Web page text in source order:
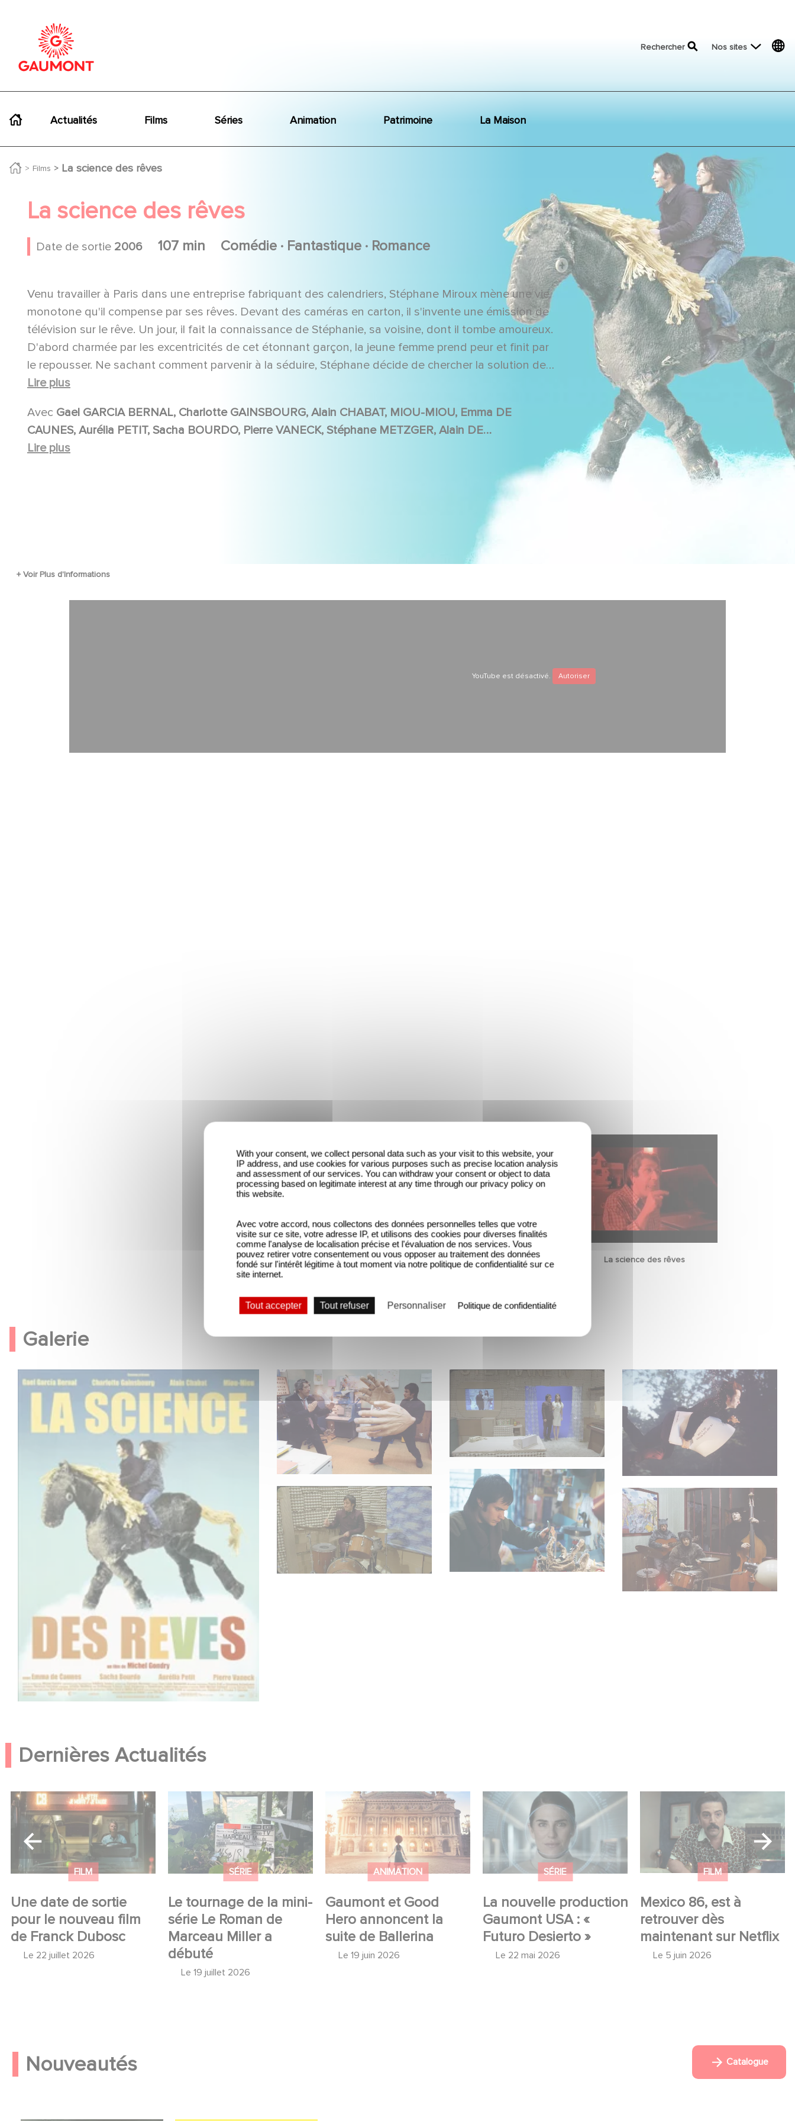
top menu
Rechercher Nos sites
Actualités Films Séries Animation Patrimoine La Maison
Films La science des rêves
La science des rêves
Date de sortie 2006 107 min Comédie . Fantastique . Romance
Venu travailler à Paris dans une entreprise fabriquant des calendriers, Stéphane Miroux mène une vie
monotone qu'il compense par ses rêves. Devant des caméras en carton, il s'invente une émission de
télévision sur le rêve. Un jour, il fait la connaissance de Stéphanie, sa voisine, dont il tombe amoureux.
D'abord charmée par les excentricités de cet étonnant garçon, la jeune femme prend peur et finit par
le repousser. Ne sachant comment parvenir à la séduire, Stéphane décide de chercher la solution de
son problème là où l'imagination est reine ...
Lire plus
Avec
CAUNES, Aurélia PETIT, Sacha BOURDO, Pierre VANECK, Stéphane METZGER, Alain DE
Lire plus
YouTube est désactivé. Autoriser
La science des rêves
Galerie
Dernières Actualités
FILM
Une date de sortie
pour le nouveau film
de Franck Dubosc
Le 22 juillet 2026
Une date de sortie pour le
nouveau film de Franck
Dubosc
SÉRIE
Le tournage de la mini-
série Le Roman de
Marceau Miller a
débuté
Le 19 juillet 2026
Le tournage de la mini-série
Le Roman de Marceau
Miller a débuté
ANIMATION
Gaumont et Good
Hero annoncent la
suite de Ballerina
Le 19 juin 2026
Gaumont et Good Hero
annoncent la suite de
Ballerina
SÉRIE
La nouvelle production
Gaumont USA : «
Futuro Desierto »
Le 22 mai 2026
La nouvelle production
Gaumont USA : « Futuro
Desierto »
FILM
Mexico 86, est à
retrouver dès
maintenant sur Netflix
Le 5 juin 2026
Mexico 86, est à retrouver
dès maintenant sur Netflix
Nouveautés Catalogue
With your consent, we collect personal data such as your visit to this website, your
IP address, and use cookies for various purposes such as precise location analysis
and assessment of our services. You can withdraw your consent or object to data
processing based on legitimate interest at any time through our privacy policy on
this website.
Avec votre accord, nous collectons des données personnelles telles que votre
visite sur ce site, votre adresse IP, et utilisons des cookies pour diverses finalités
comme l'analyse de localisation précise et l'évaluation de nos services. Vous
pouvez retirer votre consentement ou vous opposer au traitement des données
fondé sur l'intérêt légitime à tout moment via notre politique de confidentialité sur ce
site internet.
Tout accepter Tout refuser Personnaliser Politique de confidentialité